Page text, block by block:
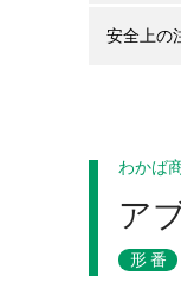
安全上の
わかば
ア
形番